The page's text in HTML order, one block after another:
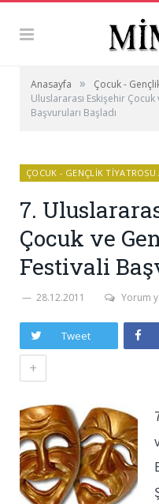
Anasayfa » Çocuk -
Uluslararası Eskişehir
Başvuruları Başladı
ÇOCUK - GENÇLIK
7.
Çocuk ve
Festivali
28.12.2011 Yorum
Tweet
+